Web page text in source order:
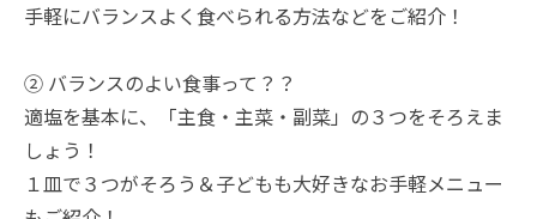
手軽にバランスよく食べられる方法などをご紹介！
② バランスのよい食事って？？
適塩を基本に、「主食・主菜・副菜」の３つをそろえま
しょう！
１皿で３つがそろう＆子どもも大好きなお手軽メニュー